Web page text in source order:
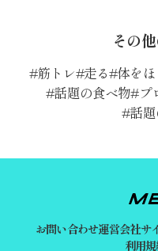
その
筋トレ 走る 体を
話題の食べ物 プ
話
お問い合わせ運営会社サ
利用